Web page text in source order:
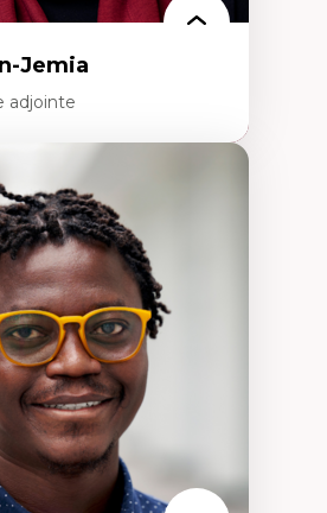
Jemia
adjointe
la ville et représentations
formes et usages au Canada
et représentations des
immigrantes dans l'espace
et urbain
et patrimonialisation
et décolonisation des